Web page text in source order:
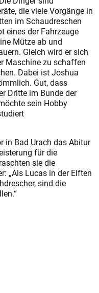
die viele Vorgänge in
im Schaudreschen
eines der Fahrzeuge
Mütze ab und
Gleich wird er sich
Maschine zu schaffen
Dabei ist Joshua
Gut, dass
Dritte im Bunde der
sein Hobby
in Bad Urach das Abitur
für die
sie die
„Als Lucas in der Elften
sind die